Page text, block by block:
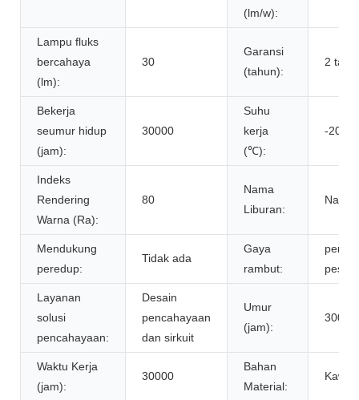
(lm/w):
Lampu fluks
bercahaya
(lm):
30
Garansi
(tahun):
2
Bekerja
seumur hidup
(jam):
30000
Suhu
kerja
(℃):
-20-45
Indeks
Rendering
Warna (Ra):
80
Nama
Liburan:
Natal
Mendukung
peredup:
Tidak ada
Gaya
rambut:
pesta
Layanan
solusi
pencahayaan:
Desain
pencahayaan
dan sirkuit
Umur
(jam):
30000
Waktu Kerja
(jam):
30000
Bahan
Material: